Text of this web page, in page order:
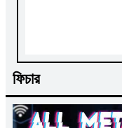
ফিচার